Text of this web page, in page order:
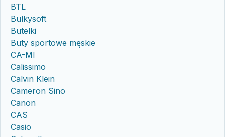
BTL
Bulkysoft
Butelki
Buty sportowe męskie
CA-MI
Calissimo
Calvin Klein
Cameron Sino
Canon
CAS
Casio